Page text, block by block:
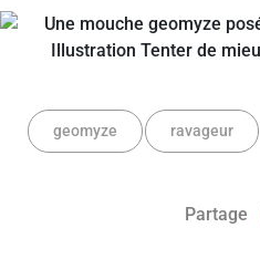
geomyze ravageur
Partage